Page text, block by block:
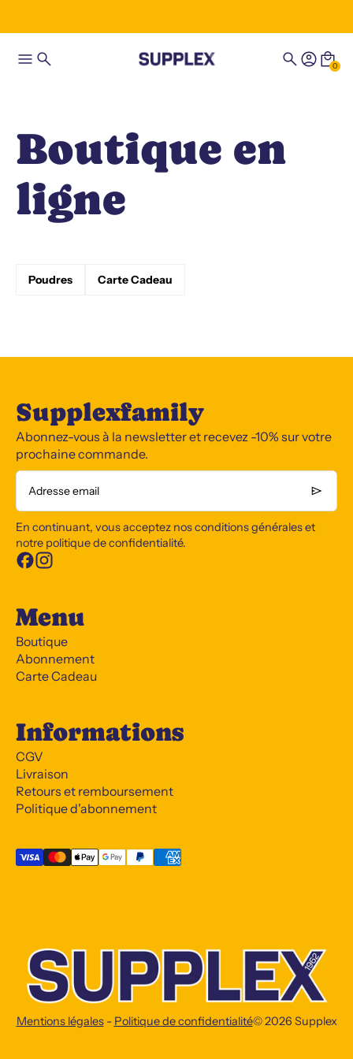
0
Boutique en
ligne
Poudres Carte Cadeau
Supplexfamily
Abonnez-vous à la newsletter et recevez -10% sur votre
prochaine commande.
Adresse email
En continuant, vous acceptez nos conditions générales et
notre politique de confidentialité.
Menu
Boutique
Abonnement
Carte Cadeau
Informations
CGV
Livraison
Retours et remboursement
Politique d'abonnement
Mentions légales- Politique de confidentialité© 2026 Supplex